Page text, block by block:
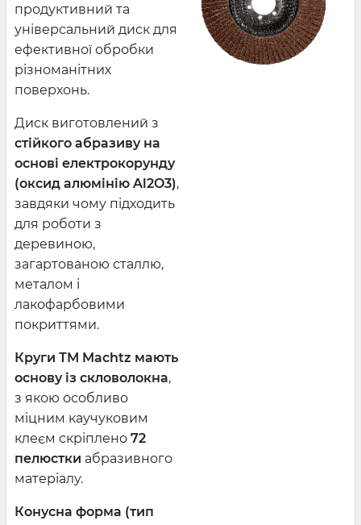
продуктивний та
універсальний диск для
ефективної обробки
різноманітних
поверхонь.
Диск виготовлений з
стійкого абразиву на
основі електрокорунду
(оксид алюмінію Al2O3),
завдяки чому підходить
для роботи з
деревиною,
загартованою сталлю,
металом і
лакофарбовими
покриттями.
Круги ТМ Machtz мають
основу із скловолокна,
з якою особливо
міцним каучуковим
клеєм скріплено 72
пелюстки абразивного
матеріалу.
Конусна форма (тип